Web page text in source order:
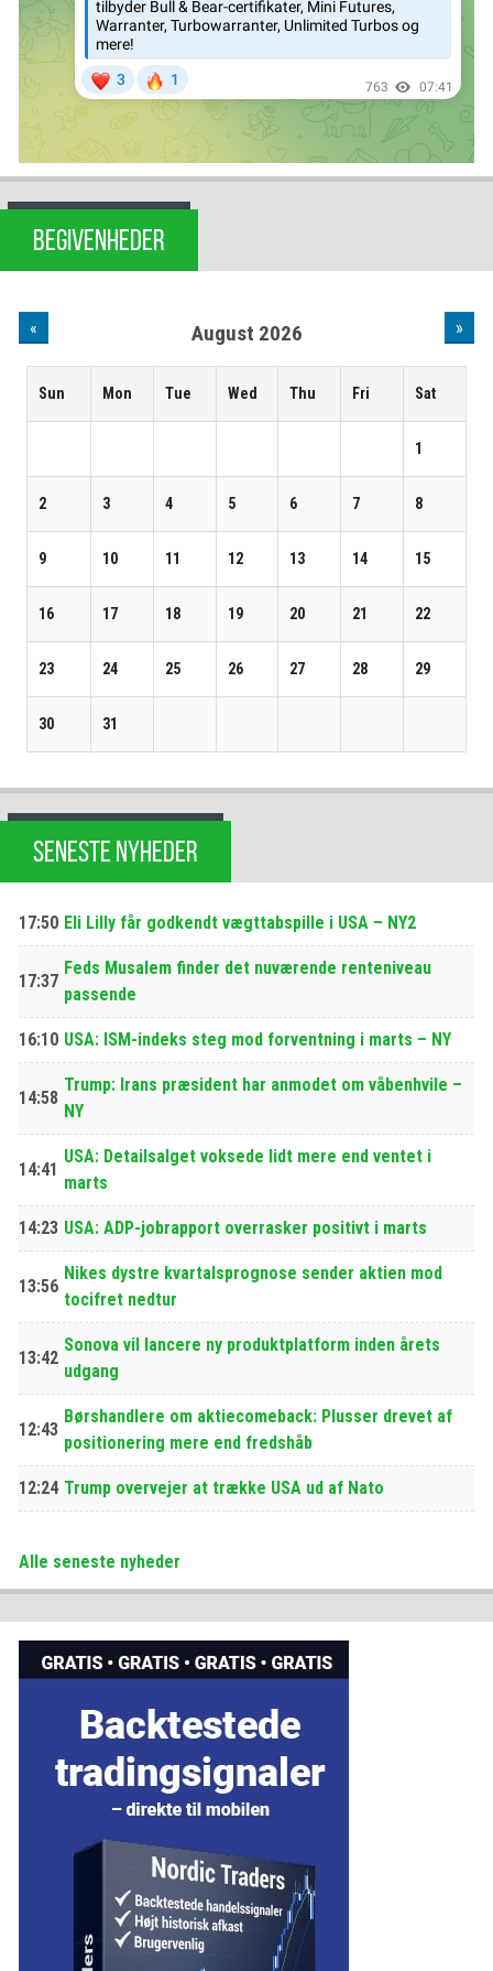
BEGIVENHEDER
« August 2026 »
Sun Mon Tue Wed Thu Fri Sat
1
2 3 4 5 6 7 8
9 10 11 12 13 14 15
16 17 18 19 20 21 22
23 24 25 26 27 28 29
30 31
SENESTE NYHEDER
17:50 Eli Lilly får godkendt vægttabspille i USA – NY2
17:37
Feds Musalem finder det nuværende renteniveau
passende
16:10 USA: ISM-indeks steg mod forventning i marts – NY
14:58
Trump: Irans præsident har anmodet om våbenhvile –
NY
14:41
USA: Detailsalget voksede lidt mere end ventet i
marts
14:23 USA: ADP-jobrapport overrasker positivt i marts
13:56
Nikes dystre kvartalsprognose sender aktien mod
tocifret nedtur
13:42
Sonova vil lancere ny produktplatform inden årets
udgang
12:43
Børshandlere om aktiecomeback: Plusser drevet af
positionering mere end fredshåb
12:24 Trump overvejer at trække USA ud af Nato
Alle seneste nyheder